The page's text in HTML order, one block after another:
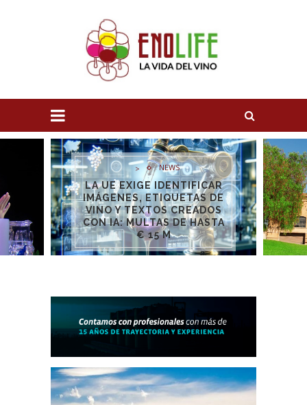
> EMPRESAS
TRAPICHE, ENTRE LOS
MEJORES 50 SITIOS DEL
MUNDO PARA VISITAR POR
SU ARQUITECTURA, VINOS
Y GASTRONOMÍA